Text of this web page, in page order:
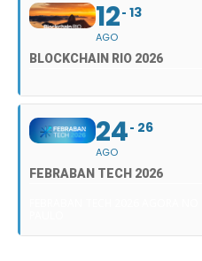
12
AGO
13
BLOCKCHAIN RIO 2026
24
AGO
26
FEBRABAN TECH 2026